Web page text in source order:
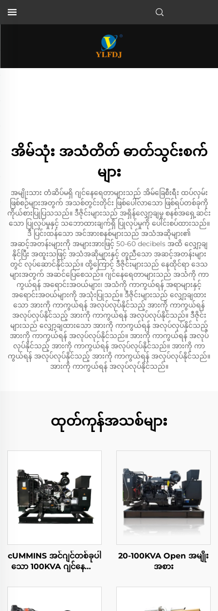
အိမ်သုံး အသံတိတ် ဓာတ်သွင်းစက်
များ
အမျိုးသား တံဆိပ်မရှိ ဂျင်နေရေတာများသည် အိမ်ခြေစီးရီး ထပ်လှမ်း
ဖြစ်စဉ်များအတွက် အသစ်တွင်းတိုင်း ဖြစ်ပေါ်လာသော ဖြစ်ရပ်တစ်ခုကို
ကိုယ်စားပြုပြသသည်။ ဒီဇိုင်းများသည် အရှိန်လျှော့ချမှု စနစ်အရှေ့ဆင်း
သော ပြုလုပ်မှုနှင့် သဘောထားချက်ရှိ ပြုလုပ်မှုကို ပေါင်းစပ်ထားသည်။
ဒီ ပြင်းထန်သော အင်အားစနစ်များသည် အသံအဆိုများ၏
အဆင့်အတန်းများကို အများအားဖြင့် 50-60 decibels အထိ လျှော့ချ
နိုင်ပြီး အထူးသဖြင့် အသံအဆိုများနှင့် တူညီသော အဆင့်အတန်းများ
တွင် လုပ်ဆောင်နိုင်သည်။ ထို့ကြောင့် ဒီဇိုင်းများသည် နေထိုင်ရာ ဒေသ
များအတွက် အဆင်ပြေစေသည်။ ဂျင်နေရေတာများသည် အသံကို ကာ
ကွယ်ရန် အရောင်းအဝယ်များ၊ အသံကို ကာကွယ်ရန် အရာများနှင့်
အရောင်းအဝယ်များကို အသုံးပြုသည်။ ဒီဇိုင်းများသည် လျှော့ချထား
သော အားကို ကာကွယ်ရန် အလုပ်လုပ်နိုင်သည့် အားကို ကာကွယ်ရန်
အလုပ်လုပ်နိုင်သည့် အားကို ကာကွယ်ရန် အလုပ်လုပ်နိုင်သည်။ ဒီဇိုင်း
များသည် လျှော့ချထားသော အားကို ကာကွယ်ရန် အလုပ်လုပ်နိုင်သည့်
အားကို ကာကွယ်ရန် အလုပ်လုပ်နိုင်သည်။ အားကို ကာကွယ်ရန် အလုပ်
လုပ်နိုင်သည့် အားကို ကာကွယ်ရန် အလုပ်လုပ်နိုင်သည်။ အားကို ကာ
ကွယ်ရန် အလုပ်လုပ်နိုင်သည့် အားကို ကာကွယ်ရန် အလုပ်လုပ်နိုင်သည်။
အားကို ကာကွယ်ရန် အလုပ်လုပ်နိုင်သည်။
ထုတ်ကုန်အသစ်များ
cUMMINS အင်ဂျင်တစ်ခုပါ
သော 100KVA ဂျင်နေရော
20-100KVA Open အမျိုး
အစား